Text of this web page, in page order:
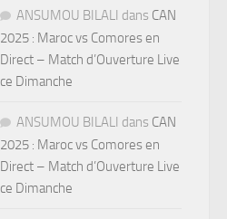
ANSUMOU BILALI dans CAN
2025 : Maroc vs Comores en
Direct – Match d’Ouverture Live
ce Dimanche
ANSUMOU BILALI dans CAN
2025 : Maroc vs Comores en
Direct – Match d’Ouverture Live
ce Dimanche